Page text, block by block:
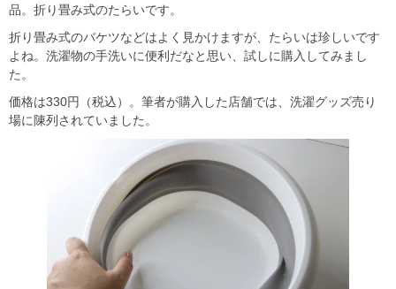
品。折り畳み式のたらいです。
折り畳み式のバケツなどはよく見かけますが、たらいは珍しいです
よね。洗濯物の手洗いに便利だなと思い、試しに購入してみまし
た。
価格は330円（税込）。筆者が購入した店舗では、洗濯グッズ売り
場に陳列されていました。